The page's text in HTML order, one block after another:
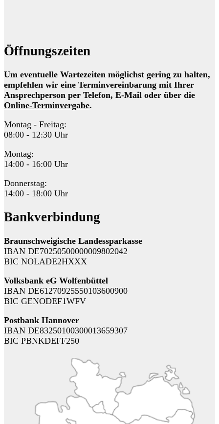
Öffnungszeiten
Um eventuelle Wartezeiten möglichst gering zu halten,
empfehlen wir eine Terminvereinbarung mit Ihrer
Ansprechperson per Telefon, E-Mail oder über die
Online-Terminvergabe.
Montag - Freitag:
08:00 - 12:30 Uhr
Montag:
14:00 - 16:00 Uhr
Donnerstag:
14:00 - 18:00 Uhr
Bankverbindung
Braunschweigische Landessparkasse
IBAN DE70250500000009802042
BIC NOLADE2HXXX
Volksbank eG Wolfenbüttel
IBAN DE61270925550103600900
BIC GENODEF1WFV
Postbank Hannover
IBAN DE83250100300013659307
BIC PBNKDEFF250